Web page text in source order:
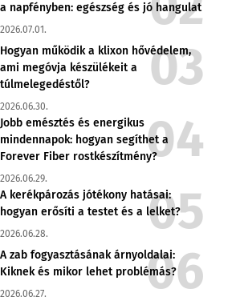
a napfényben: egészség és jó hangulat
2026.07.01.
Hogyan működik a klixon hővédelem,
ami megóvja készülékeit a
túlmelegedéstől?
2026.06.30.
Jobb emésztés és energikus
mindennapok: hogyan segíthet a
Forever Fiber rostkészítmény?
2026.06.29.
A kerékpározás jótékony hatásai:
hogyan erősíti a testet és a lelket?
2026.06.28.
A zab fogyasztásának árnyoldalai:
Kiknek és mikor lehet problémás?
2026.06.27.